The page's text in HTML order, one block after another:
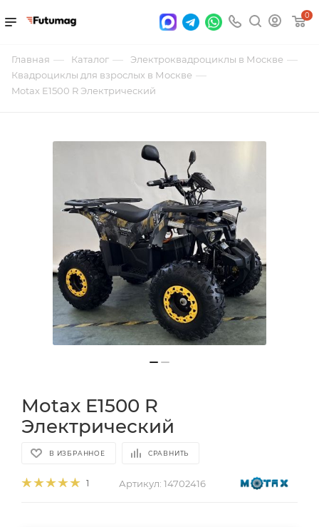
0
Главная — Каталог — Электроквадроциклы в Москве —
Квадроциклы для взрослых в Москве —
Motax E1500 R Электрический
Motax E1500 R
Электрический
В ИЗБРАННОЕ СРАВНИТЬ
1 Артикул: 14702416